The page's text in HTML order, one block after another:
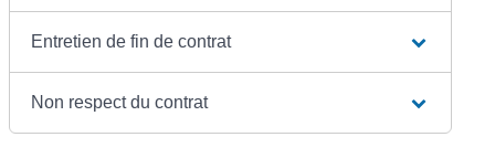
Entretien de fin de contrat
Non respect du contrat